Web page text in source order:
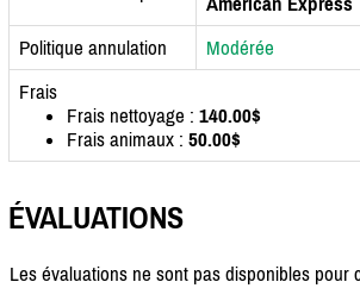
Politique annulation
Modérée
Frais
Frais nettoyage : 140.00$
Frais animaux : 50.00$
ÉVALUATIONS
Les évaluations ne sont pas disponibles pour